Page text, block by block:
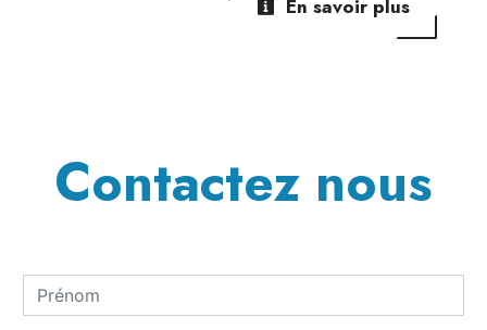
En savoir plus
Contactez nous